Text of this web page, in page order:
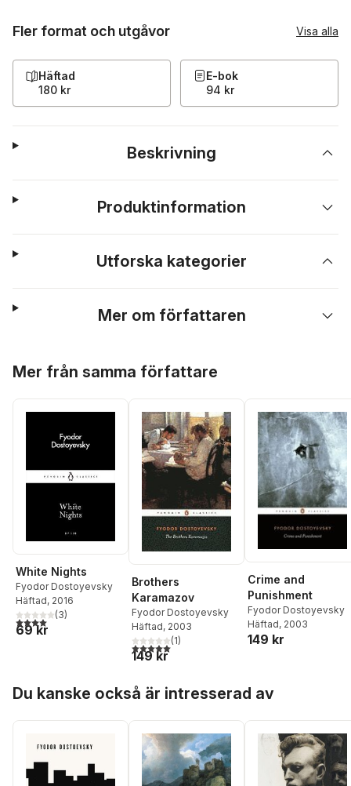
Fler format och utgåvor Visa alla
Häftad
180 kr
E-bok
94 kr
Beskrivning
Produktinformation
Utforska kategorier
Mer om författaren
Mer från samma författare
White Nights
Fyodor Dostoyevsky
Häftad, 2016
4,0utav 5 stjärnor. Totalt antal röster:
(3)
69 kr
Brothers
Karamazov
Fyodor Dostoyevsky
Häftad, 2003
5,0utav 5 stjärnor. Totalt antal röster:
(1)
149 kr
Crime and
Punishment
Fyodor Dostoyevsky
Häftad, 2003
149 kr
Du kanske också är intresserad av